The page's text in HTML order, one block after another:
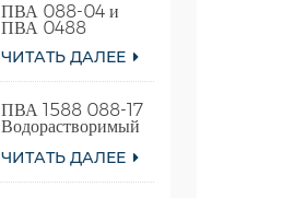
ПВА 088-04 и
ПВА 0488
ЧИТАТЬ ДАЛЕЕ
ПВА 1588 088-17
Водорастворимый
спирт
ЧИТАТЬ ДАЛЕЕ